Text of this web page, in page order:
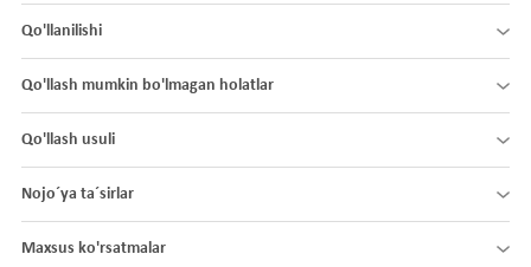
Qo'llanilishi
Qo'llash mumkin bo'lmagan holatlar
Qo'llash usuli
Nojo´ya ta´sirlar
Maxsus ko'rsatmalar